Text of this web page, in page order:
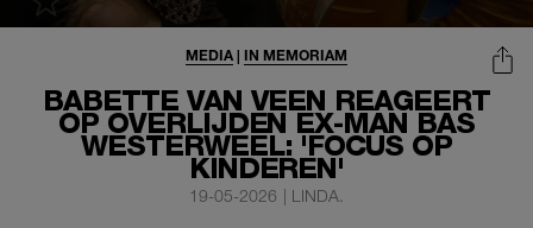
BABETTE VAN VEEN REAGEERT
OP OVERLIJDEN EX-MAN BAS
WESTERWEEL: 'FOCUS OP
KINDEREN'
MEDIA | IN MEMORIAM
19-05-2026 | LINDA.